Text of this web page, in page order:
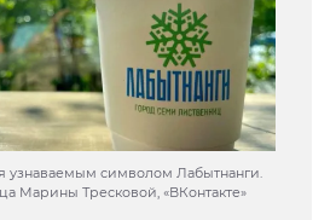
узнаваемым символом Лабытнанги.
Марины Тресковой, «ВКонтакте»